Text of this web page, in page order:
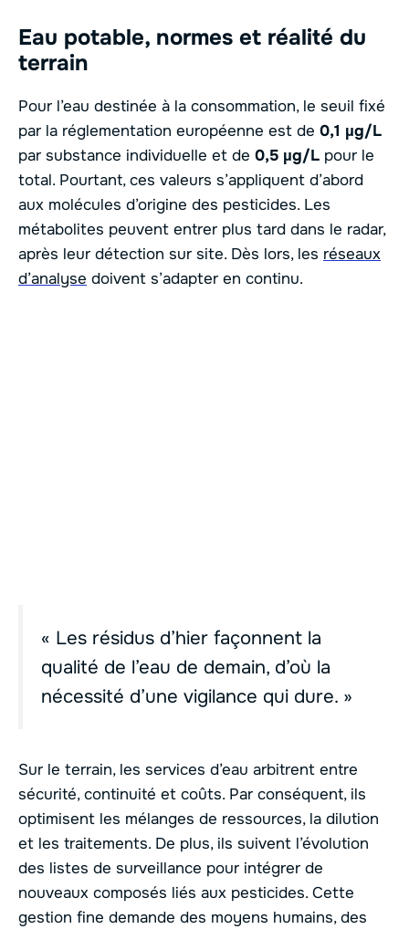
Eau potable, normes et réalité du
terrain
Pour l’eau destinée à la consommation, le seuil fixé
par la réglementation européenne est de 0,1 µg/L
par substance individuelle et de 0,5 µg/L pour le
total. Pourtant, ces valeurs s’appliquent d’abord
aux molécules d’origine des pesticides. Les
métabolites peuvent entrer plus tard dans le radar,
après leur détection sur site. Dès lors, les réseaux
d’analyse doivent s’adapter en continu.
« Les résidus d’hier façonnent la
qualité de l’eau de demain, d’où la
nécessité d’une vigilance qui dure. »
Sur le terrain, les services d’eau arbitrent entre
sécurité, continuité et coûts. Par conséquent, ils
optimisent les mélanges de ressources, la dilution
et les traitements. De plus, ils suivent l’évolution
des listes de surveillance pour intégrer de
nouveaux composés liés aux pesticides. Cette
gestion fine demande des moyens humains, des